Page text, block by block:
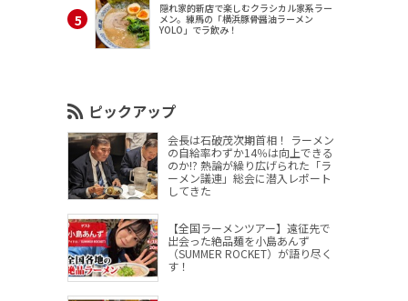
隠れ家的新店で楽しむクラシカル家系ラー
メン。練馬の「横浜豚骨醤油ラーメン
YOLO」でラ飲み！
ピックアップ
会長は石破茂次期首相！ ラーメン
の自給率わずか14％は向上できる
のか!? 熱論が繰り広げられた「ラ
ーメン議連」総会に潜入レポート
してきた
【全国ラーメンツアー】遠征先で
出会った絶品麺を小島あんず
（SUMMER ROCKET）が語り尽く
す！